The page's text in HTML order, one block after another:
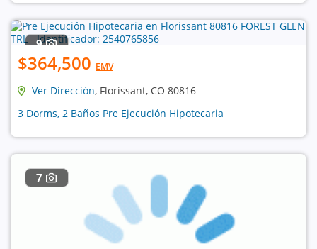
9
$364,500 EMV
Ver Dirección, Florissant, CO 80816
3 Dorms, 2 Baños Pre Ejecución Hipotecaria
7